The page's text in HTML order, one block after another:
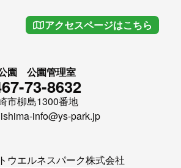
アクセスページはこちら
園 公園管理室
73-8632
市柳島1300番地
info@ys-park.jp
ウエルネスパーク株式会社